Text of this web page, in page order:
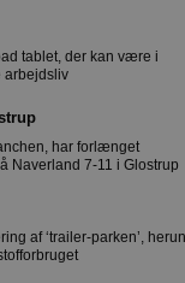
tablet, der kan være i
arbejdsliv
har forlænget
Naverland 7-11 i Glostrup
af ‘trailer-parken’,